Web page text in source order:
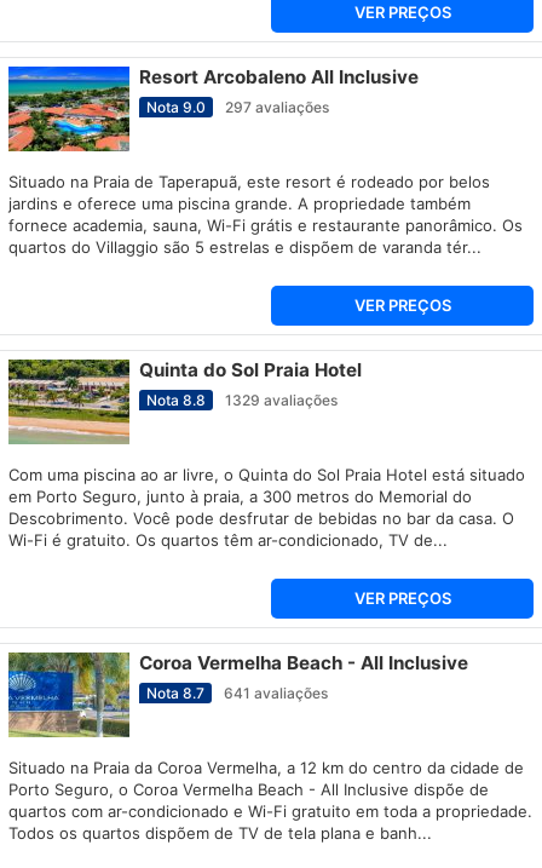
VER PREÇOS
Resort Arcobaleno All Inclusive
Nota 9.0 297 avaliações
Situado na Praia de Taperapuã, este resort é rodeado por belos
jardins e oferece uma piscina grande. A propriedade também
fornece academia, sauna, Wi-Fi grátis e restaurante panorâmico. Os
quartos do Villaggio são 5 estrelas e dispõem de varanda tér...
VER PREÇOS
Quinta do Sol Praia Hotel
Nota 8.8 1329 avaliações
Com uma piscina ao ar livre, o Quinta do Sol Praia Hotel está situado
em Porto Seguro, junto à praia, a 300 metros do Memorial do
Descobrimento. Você pode desfrutar de bebidas no bar da casa. O
Wi-Fi é gratuito. Os quartos têm ar-condicionado, TV de...
VER PREÇOS
Coroa Vermelha Beach - All Inclusive
Nota 8.7 641 avaliações
Situado na Praia da Coroa Vermelha, a 12 km do centro da cidade de
Porto Seguro, o Coroa Vermelha Beach - All Inclusive dispõe de
quartos com ar-condicionado e Wi-Fi gratuito em toda a propriedade.
Todos os quartos dispõem de TV de tela plana e banh...